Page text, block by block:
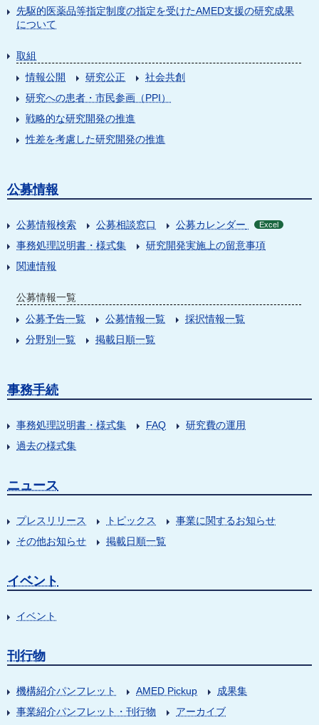
先駆的医薬品等指定制度の指定を受けたAMED支援の研究成果
について
取組
情報公開
研究公正
社会共創
研究への患者・市民参画（PPI）
戦略的な研究開発の推進
性差を考慮した研究開発の推進
公募情報
公募情報検索 公募相談窓口 公募カレンダー Excel
事務処理説明書・様式集
研究開発実施上の留意事項
関連情報
公募情報一覧
公募予告一覧
公募情報一覧
採択情報一覧
分野別一覧
掲載日順一覧
事務手続
事務処理説明書・様式集 FAQ
研究費の運用
過去の様式集
ニュース
プレスリリース トピックス
事業に関するお知らせ
その他お知らせ
掲載日順一覧
イベント
イベント
刊行物
機構紹介パンフレット AMED Pickup
成果集
事業紹介パンフレット・刊行物
アーカイブ